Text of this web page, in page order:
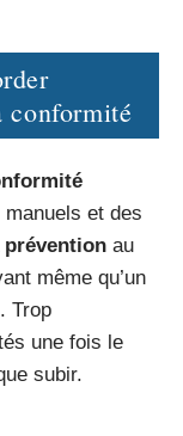
conformité
et des
prévention au
même qu’un
Trop
une fois le
subir.